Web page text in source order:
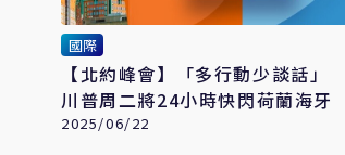
國際
【北約峰會】「多行動少談話」
川普周二將24小時快閃荷蘭海牙
2025/06/22